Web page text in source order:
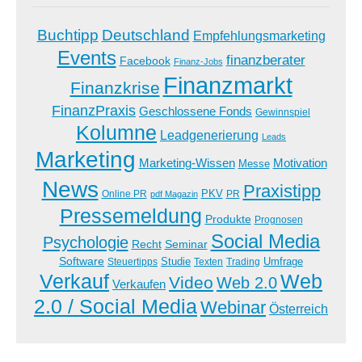
Buchtipp Deutschland Empfehlungsmarketing
Events Facebook Finanz-Jobs finanzberater
Finanzkrise Finanzmarkt
FinanzPraxis Geschlossene Fonds Gewinnspiel
Kolumne Leadgenerierung Leads
Marketing Marketing-Wissen Messe Motivation
News Online PR pdf Magazin PKV PR Praxistipp
Pressemeldung Produkte Prognosen
Psychologie Recht Seminar Social Media
Software Steuertipps Studie Texten Trading Umfrage
Verkauf Verkaufen Video Web 2.0Web
2.0 / Social MediaWebinar Österreich